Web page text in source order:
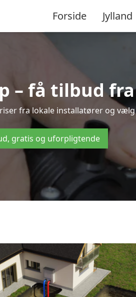
Forside Jylland
– få tilbud
fra lokale installatører og
gratis og uforpligtende